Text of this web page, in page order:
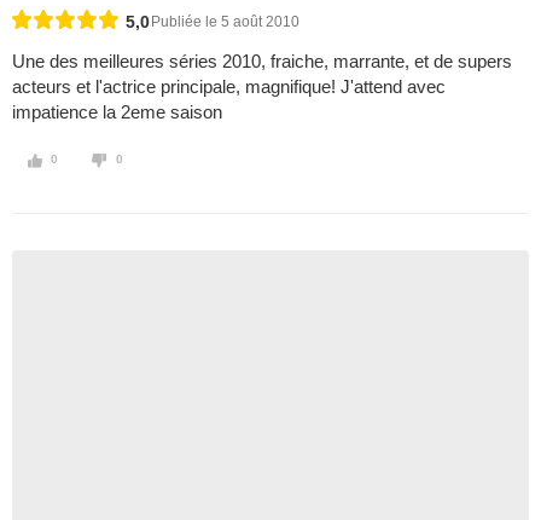
5,0 Publiée le 5 août 2010
Une des meilleures séries 2010, fraiche, marrante, et de supers
acteurs et l'actrice principale, magnifique! J'attend avec
impatience la 2eme saison
0 0